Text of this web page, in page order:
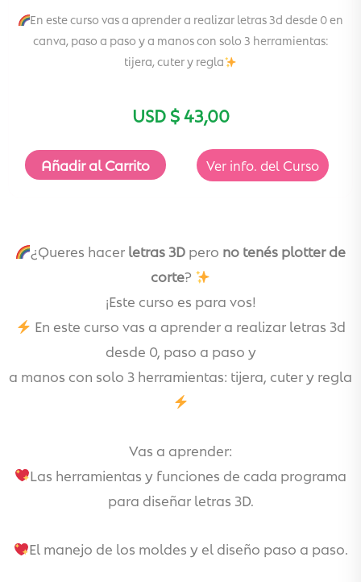
En este curso vas a aprender a realizar letras 3d desde 0 en
canva, paso a paso y a manos con solo 3 herramientas:
tijera, cuter y regla
USD $43,00
Añadir al Carrito Ver info. del Curso
¿Queres hacer letras 3D pero no tenés plotter de
corte?
¡Este curso es para vos!
En este curso vas a aprender a realizar letras 3d
desde 0, paso a paso y
a manos con solo 3 herramientas: tijera, cuter y regla
Vas a aprender:
Las herramientas y funciones de cada programa
para diseñar letras 3D.
El manejo de los moldes y el diseño paso a paso.